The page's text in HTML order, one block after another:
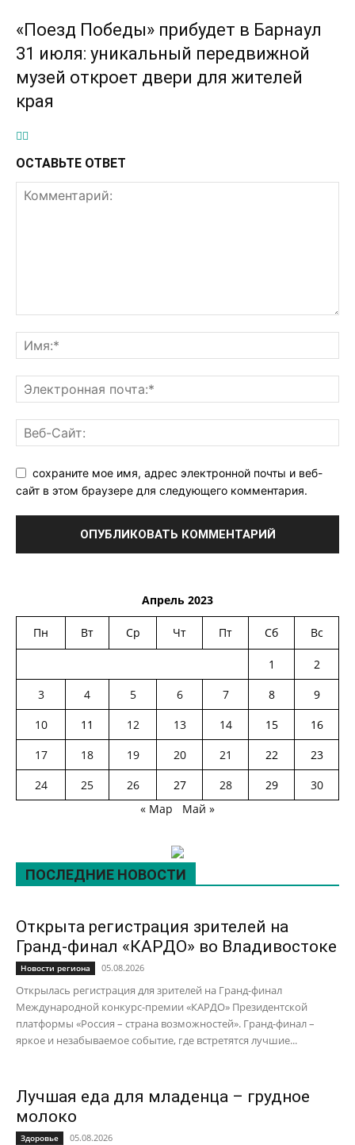
«Поезд Победы» прибудет в Барнаул
31 июля: уникальный передвижной
музей откроет двери для жителей
края
ОСТАВЬТЕ ОТВЕТ
сохраните мое имя, адрес электронной почты и веб-
сайт в этом браузере для следующего комментария.
Апрель 2023
Пн Вт Ср Чт Пт Сб Вс
1
2
3
4 5 6 7 8
9
10
11 12 13 14 15
16
17
18 19 20 21 22
23
24
25 26 27 28 29
30
« Мар
Май »
ПОСЛЕДНИЕ НОВОСТИ
Открыта регистрация зрителей на
Гранд-финал «КАРДО» во Владивостоке
Новости региона 05.08.2026
Открылась регистрация для зрителей на Гранд-финал
Международной конкурс-премии «КАРДО» Президентской
платформы «Россия – страна возможностей». Гранд-финал –
яркое и незабываемое событие, где встретятся лучшие...
Лучшая еда для младенца – грудное
молоко
Здоровье 05.08.2026